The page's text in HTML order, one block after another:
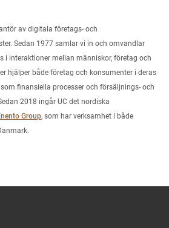
av digitala företags- och
Sedan 1977 samlar vi in och omvandlar
i interaktioner mellan människor, företag och
hjälper både företag och konsumenter i deras
finansiella processer och försäljnings- och
2018 ingår UC det nordiska
Group, som har verksamhet i både